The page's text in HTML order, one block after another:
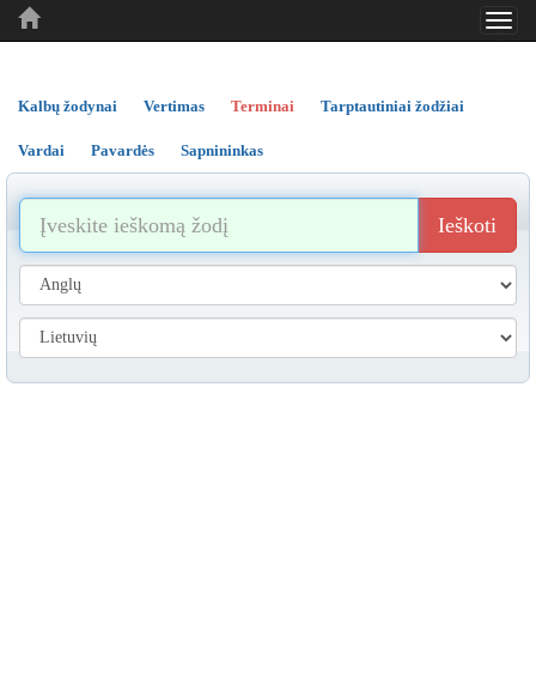
..
..
Kalbų žodynai Vertimas Terminai Tarptautiniai žodžiai
Vardai Pavardės Sapnininkas
Ieškoti